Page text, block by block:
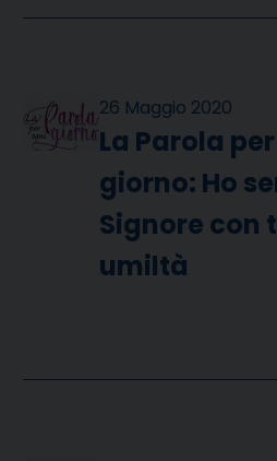
26 Maggio 2020
La Parola
giorno: Ho
Signore con
umiltà